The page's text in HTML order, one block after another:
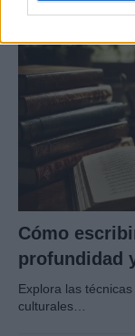
CRÓNICA
Cómo
profundidad
Explora las
culturales…